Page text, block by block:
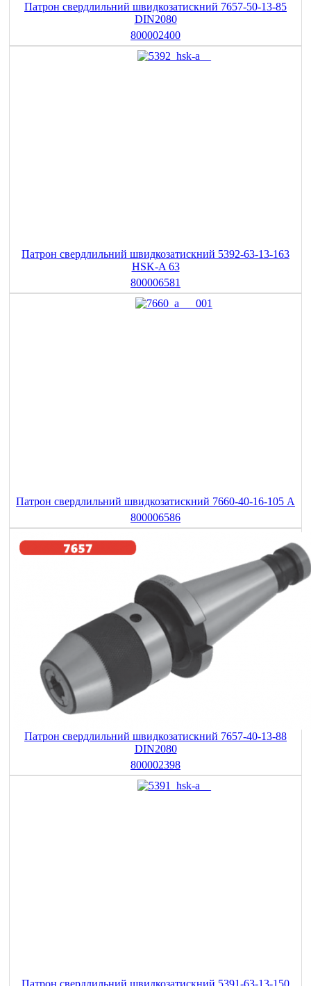
Патрон свердлильний швидкозатискний 7657-50-13-85
DIN2080
800002400
Патрон свердлильний швидкозатискний 5392-63-13-163
HSK-A 63
800006581
Патрон свердлильний швидкозатискний 7660-40-16-105 A
800006586
Патрон свердлильний швидкозатискний 7657-40-13-88
DIN2080
800002398